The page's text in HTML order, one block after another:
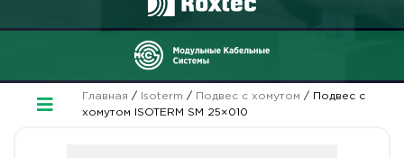
Главная / Isoterm / Подвес с хомутом / Подвес с
хомутом ISOTERM SM 25×010